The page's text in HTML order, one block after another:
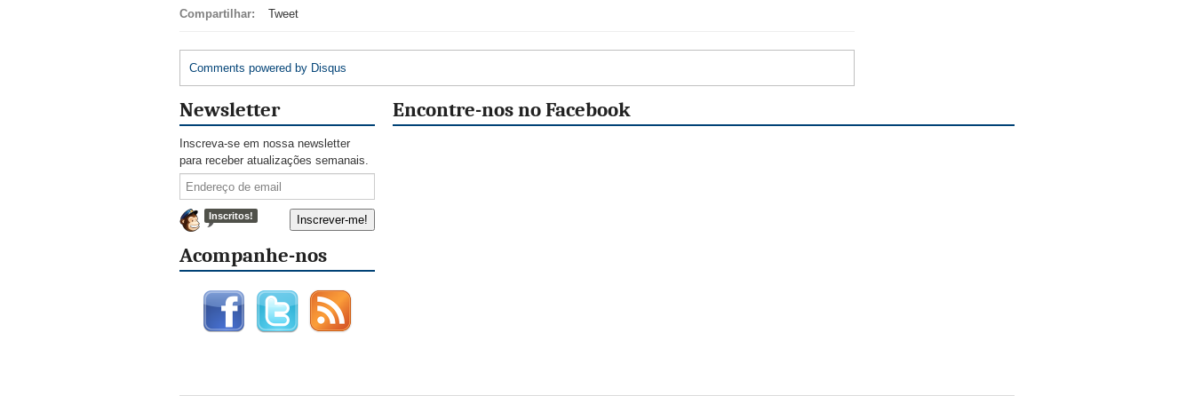
Compartilhar: Tweet
Comments powered by Disqus
Newsletter
Inscreva-se em nossa newsletter
para receber atualizações semanais.
Inscritos!
Acompanhe-nos
Encontre-nos no Facebook